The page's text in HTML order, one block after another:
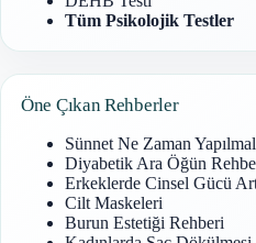
Tüm Psikolojik Testler
Öne Çıkan Rehberler
Sünnet Ne Zaman
Diyabetik Ara Öğün
Erkeklerde Cinsel Gücü
Cilt Maskeleri
Burun Estetiği Rehberi